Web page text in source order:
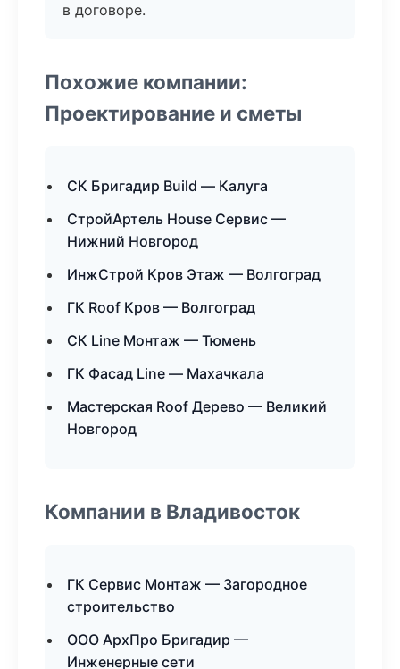
в договоре.
Похожие компании:
Проектирование и сметы
СК Бригадир Build — Калуга
СтройАртель House Сервис —
Нижний Новгород
ИнжСтрой Кров Этаж — Волгоград
ГК Roof Кров — Волгоград
СК Line Монтаж — Тюмень
ГК Фасад Line — Махачкала
Мастерская Roof Дерево — Великий
Новгород
Компании в Владивосток
ГК Сервис Монтаж — Загородное
строительство
ООО АрхПро Бригадир —
Инженерные сети